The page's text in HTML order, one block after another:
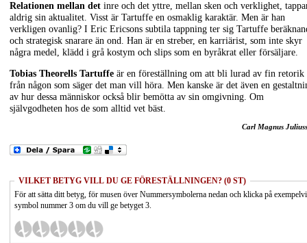
Relationen mellan det inre och det yttre, mellan sken och verklighet,
aldrig sin aktualitet. Visst är Tartuffe en osmaklig karaktär. Men är han
verkligen ovanlig? I Eric Ericsons subtila tappning ter sig Tartuffe
och strategisk snarare än ond. Han är en streber, en karriärist, som inte skyr
några medel, klädd i grå kostym och slips som en byråkrat eller försäljare.
Tobias Theorells Tartuffe är en föreställning om att bli lurad av fin retorik
från någon som säger det man vill höra. Men kanske är det även en
av hur dessa människor också blir bemötta av sin omgivning. Om
självgodheten hos de som alltid vet bäst.
Carl Magnus
VILKET BETYG VILL DU GE FÖRESTÄLLNINGEN? (0 ST)
För att sätta ditt betyg, för musen över Nummersymbolerna nedan och klicka på
symbol nummer 3 om du vill ge betyget 3.